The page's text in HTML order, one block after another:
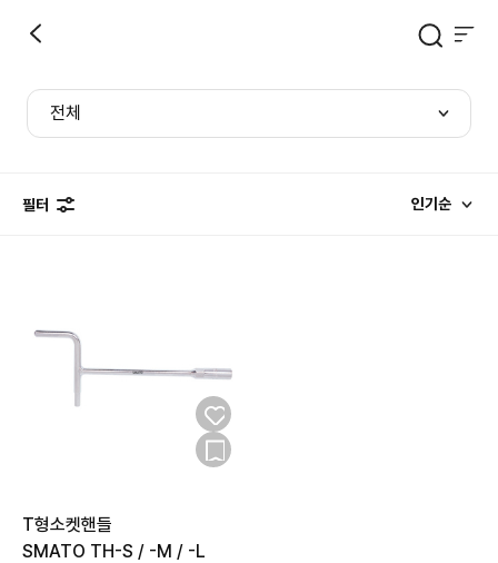
전체
필터 인기순
T형소켓핸들
SMATO TH-S / -M / -L